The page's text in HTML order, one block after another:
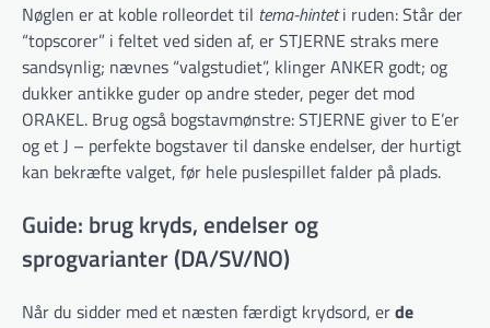
Nøglen er at koble rolleordet til tema-hinteti ruden: Står der
“topscorer” i feltet ved siden af, er STJERNE straks mere
sandsynlig; nævnes “valgstudiet”, kling­er ANKER godt; og
dukker antikke guder op andre steder, peger det mod
ORAKEL. Brug også bogstav­mønstre: STJERNE giver to E’er
og et J – perfekte bogstaver til danske endelser, der hurtigt
kan bekræfte valget, før hele puslespillet falder på plads.
Guide: brug kryds, endelser og
sprogvarianter (DA/SV/NO)
Når du sidder med et næsten færdigt krydsord, erde